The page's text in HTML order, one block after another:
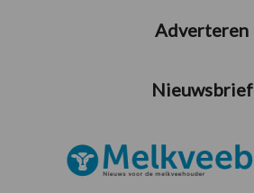
Adverteren
Nieuwsbrief